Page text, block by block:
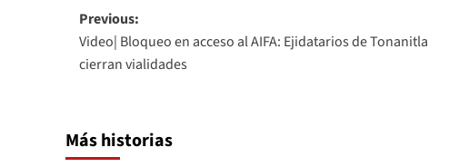
Post
navigation
Previous:
Video| Bloqueo en acceso al AIFA: Ejidatarios de Tonanitla
cierran vialidades
Más historias